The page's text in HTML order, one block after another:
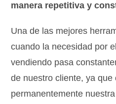
manera repetitiva y
Una de las mejores
cuando la necesidad por
vendiendo pasa
de nuestro cliente, ya que
permanentemente